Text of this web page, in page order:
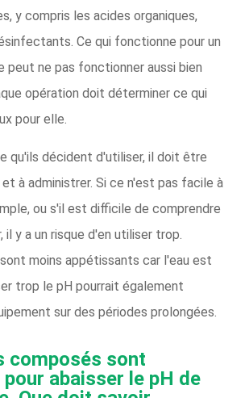
y compris les acides organiques,
Ce qui fonctionne pour un
peut ne pas fonctionner aussi bien
opération doit déterminer ce qui
pour elle.
qu'ils décident d'utiliser, il doit être
à administrer. Si ce n'est pas facile à
ou s'il est difficile de comprendre
y a un risque d'en utiliser trop.
moins appétissants car l'eau est
trop le pH pourrait également
sur des périodes prolongées.
composés sont
abaisser le pH de